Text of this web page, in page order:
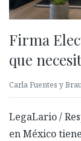
Firma
que
Carla Fuentes y
LegaLario /
en México